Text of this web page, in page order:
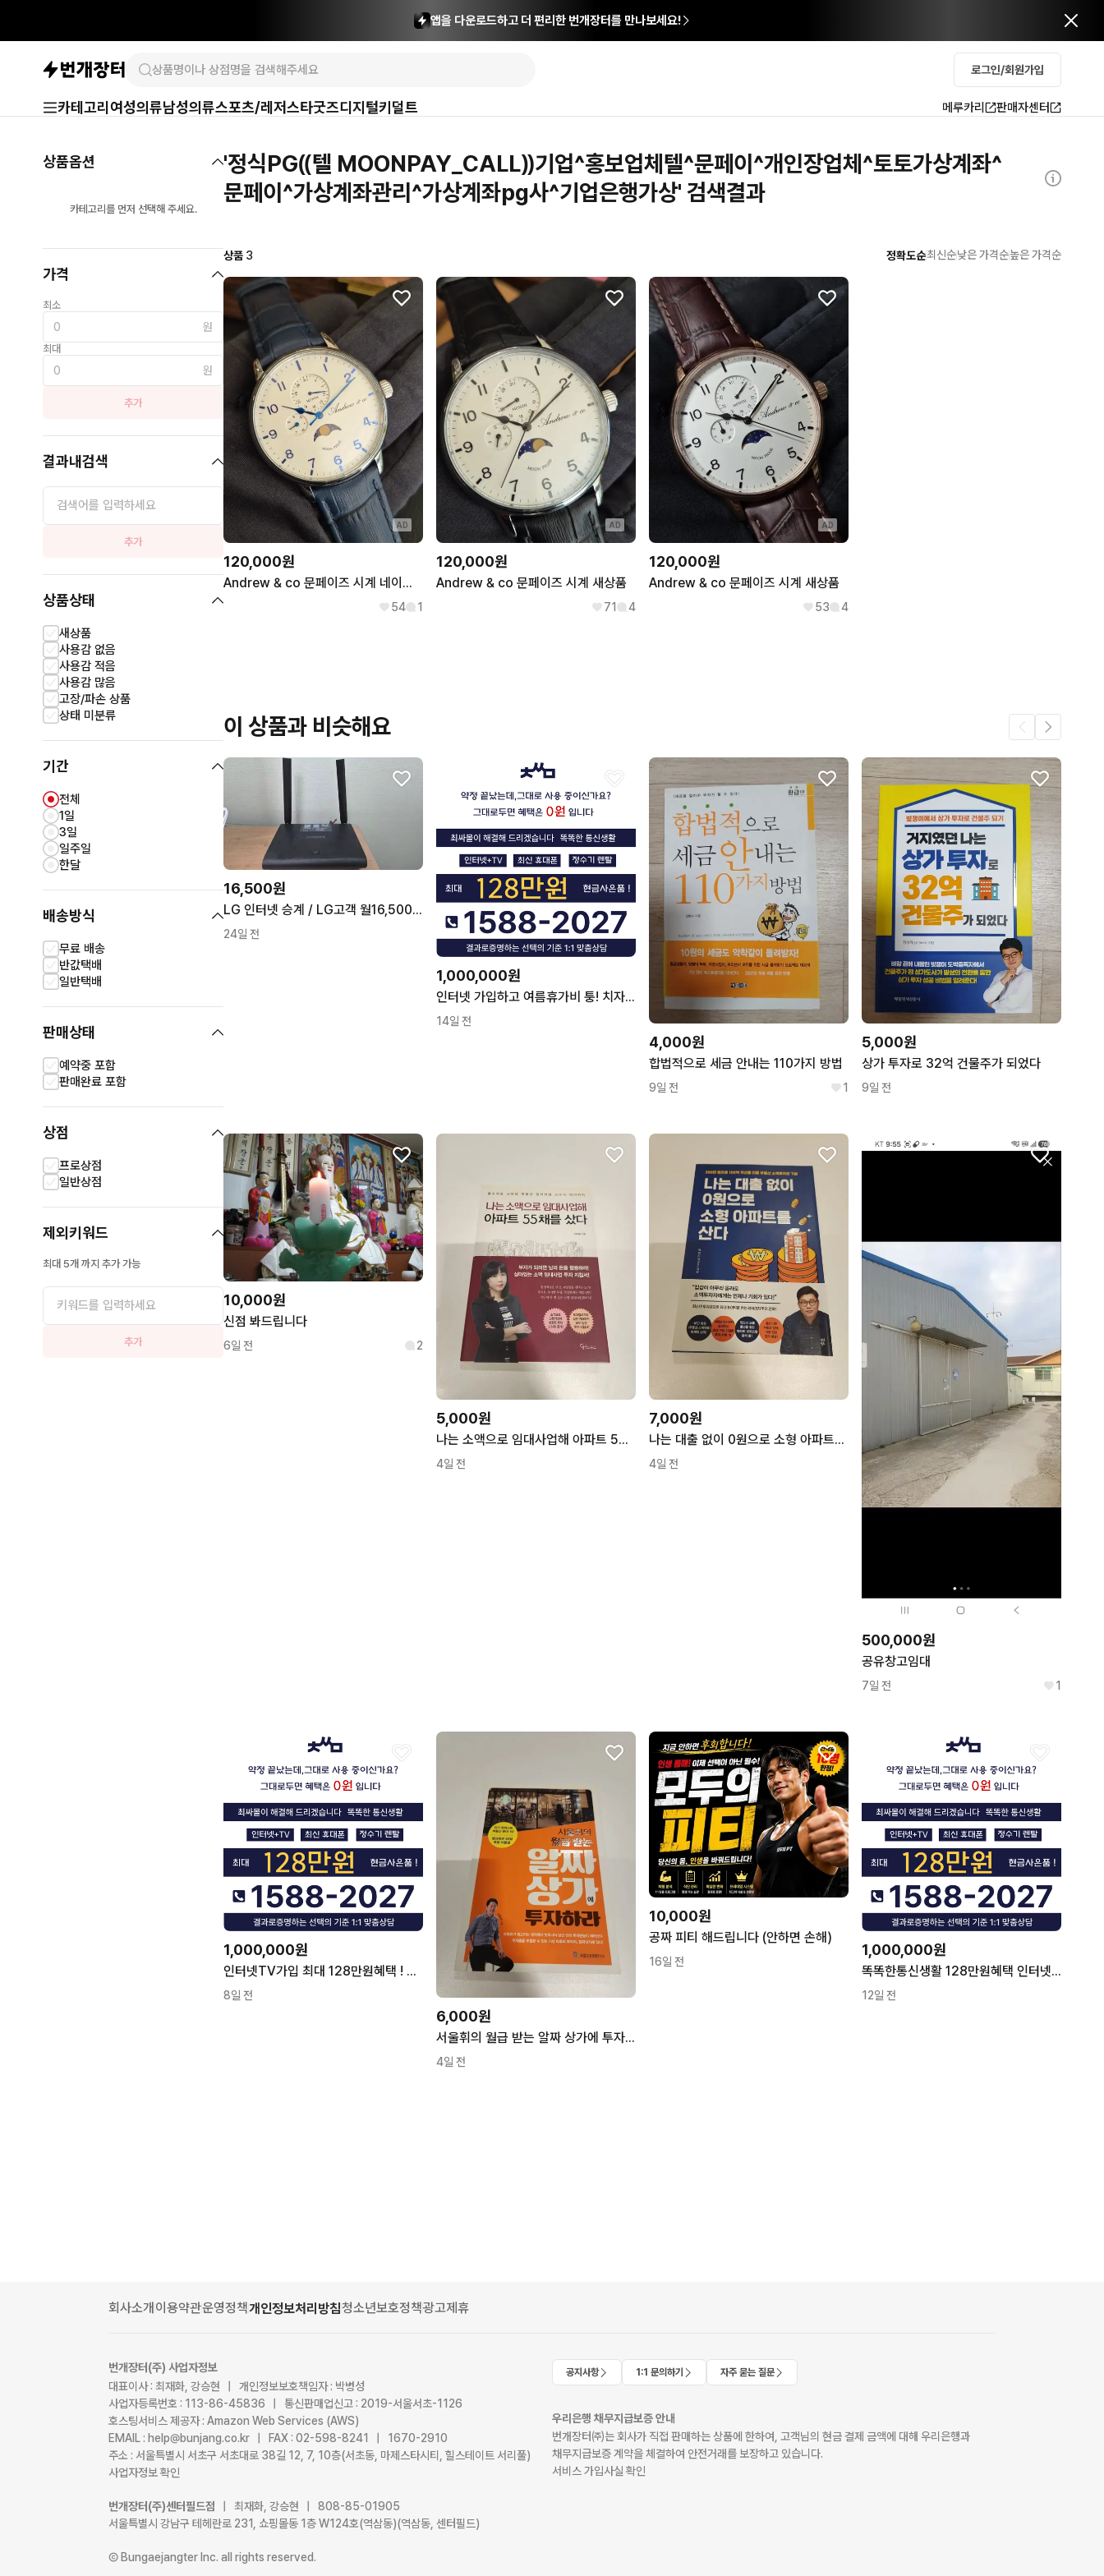
앱을 다운로드하고 더 편리한 번개장터를 만나보세요!
로그인/회원가입
카테고리 여성의류남성의류스포츠/레저스타굿즈디지털키덜트 메루카리 판매자센터
상품옵션
카테고리를 먼저 선택해 주세요.
가격
최소
원
최대
원
추가
결과내검색
추가
상품상태
새상품
사용감 없음
사용감 적음
사용감 많음
고장/파손 상품
상태 미분류
기간
전체
1일
3일
일주일
한달
배송방식
무료 배송
반값택배
일반택배
판매상태
예약중 포함
판매완료 포함
상점
프로상점
일반상점
제외키워드
최대 5개 까지 추가 가능
추가
'정식PG⸨텔 MOONPAY_CALL⸩기업^홍보업체텔^문페이^개인장업체^토토가상계좌^
문페이^가상계좌관리^가상계좌pg사^기업은행가상' 검색결과
상품 3 정확도순최신순낮은 가격순높은 가격순
AD
120,000원
Andrew & co 문페이즈 시계 네이비 스트랩 새상품
54 1
AD
120,000원
Andrew & co 문페이즈 시계 새상품
71 4
AD
120,000원
Andrew & co 문페이즈 시계 새상품
53 4
이 상품과 비슷해요
16,500원
LG 인터넷 승계 / LG고객 월16,500원 / 현금 10만원 지원
24일 전
1,000,000원
인터넷 가입하고 여름휴가비 퉁! 치자 최대 128만원 혜택~!
14일 전
4,000원
합법적으로 세금 안내는 110가지 방법
9일 전 1
5,000원
상가 투자로 32억 건물주가 되었다
9일 전
10,000원
신점 봐드립니다
6일 전 2
5,000원
나는 소액으로 임대사업해 아파트 55채를 샀다
4일 전
7,000원
나는 대출 없이 0원으로 소형 아파트를 산다
4일 전
500,000원
공유창고임대
7일 전 1
1,000,000원
인터넷TV가입 최대 128만원혜택 ! 최선의선택 최싸몰
8일 전
6,000원
서울휘의 월급 받는 알짜 상가에 투자하라
4일 전
10,000원
공짜 피티 해드립니다 (안하면 손해)
16일 전
1,000,000원
똑똑한통신생활 128만원혜택 인터넷은최싸몰
12일 전
회사소개이용약관운영정책개인정보처리방침청소년보호정책광고제휴
번개장터(주) 사업자정보
대표이사 : 최재화, 강승현 | 개인정보보호책임자 : 박병성
사업자등록번호 : 113-86-45836 | 통신판매업신고 : 2019-서울서초-1126
호스팅서비스 제공자 : Amazon Web Services (AWS)
EMAIL : help@bunjang.co.kr | FAX : 02-598-8241 | 1670-2910
주소 : 서울특별시 서초구 서초대로 38길 12, 7, 10층(서초동, 마제스타시티, 힐스테이트 서리풀)
사업자정보 확인
번개장터(주)센터필드점
| 최재화, 강승현 | 808-85-01905
서울특별시 강남구 테헤란로 231, 쇼핑몰동 1층 W124호(역삼동)(역삼동, 센터필드)
Ⓒ Bungaejangter Inc. all rights reserved.
공지사항 1:1 문의하기 자주 묻는 질문
우리은행 채무지급보증 안내
번개장터㈜는 회사가 직접 판매하는 상품에 한하여, 고객님의 현금 결제 금액에 대해 우리은행과
채무지급보증 계약을 체결하여 안전거래를 보장하고 있습니다.
서비스 가입사실 확인